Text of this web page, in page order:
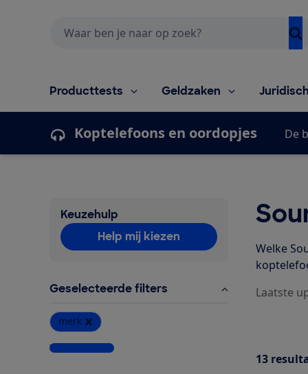
Producttests Geldzaken
Koptelefoons en oordopjes De
Keuzehulp
Help mij kiezen
Geselecteerde filters
merk
Wis alle filters
Welke
Laatste
13